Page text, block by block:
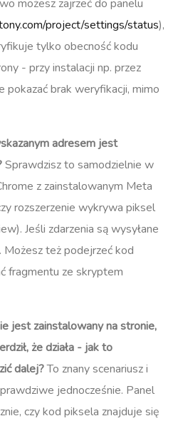
możesz zajrzeć do panelu
project/settings/status),
tylko obecność kodu
- przy instalacji np. przez
pokazać brak weryfikacji, mimo
adresem jest
Sprawdzisz to samodzielnie w
z zainstalowanym Meta
rozszerzenie wykrywa piksel
Jeśli zdarzenia są wysyłane
też podejrzeć kod
fragmentu ze skryptem
jest zainstalowany na stronie,
że działa - jak to
dalej?To znany scenariusz i
jednocześnie. Panel
czy kod piksela znajduje się